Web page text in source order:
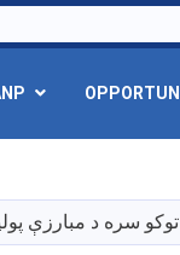
پولیس؛ د هیواد په ٦ ولایتونو کې له ٨٠٠ جریبه څخه